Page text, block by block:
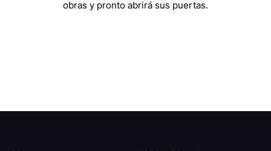
obras y pronto abrirá sus puertas.